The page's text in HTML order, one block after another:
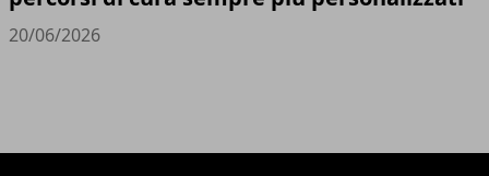
20/06/2026